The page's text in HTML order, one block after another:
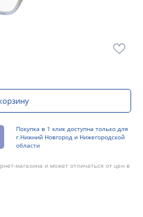
Покупка в 1 клик доступна только для
г.Нижний Новгород и Нижегородской
области
магазина и может отличаться от цен в